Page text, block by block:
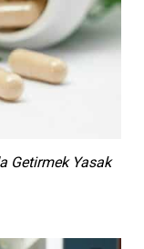
Getirmek Yasak